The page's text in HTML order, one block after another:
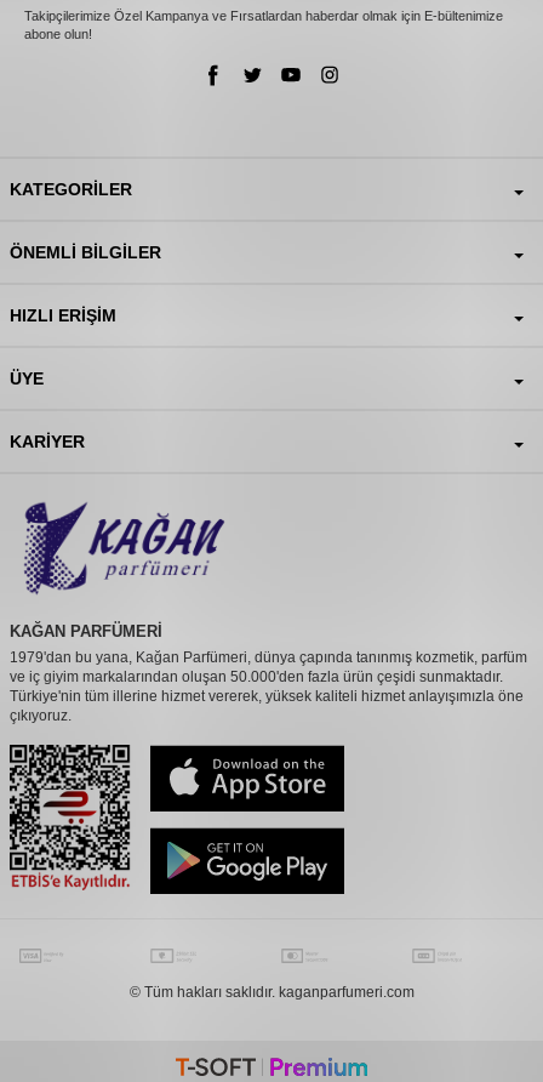
Takipçilerimize Özel Kampanya ve Fırsatlardan haberdar olmak için E-bültenimize
abone olun!
KATEGORILER
ÖNEMLI BILGILER
HIZLI ERIŞIM
ÜYE
KARIYER
KAĞAN PARFÜMERİ
1979'dan bu yana, Kağan Parfümeri, dünya çapında tanınmış kozmetik, parfüm
ve iç giyim markalarından oluşan 50.000'den fazla ürün çeşidi sunmaktadır.
Türkiye'nin tüm illerine hizmet vererek, yüksek kaliteli hizmet anlayışımızla öne
çıkıyoruz.
© Tüm hakları saklıdır. kaganparfumeri.com